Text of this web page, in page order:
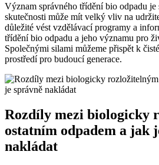
Význam správného‍ třídění​ bio​ odpadu je⁢
⁣skutečnosti⁢ může mít‍ velký vliv na
důležité vést vzdělávací programy a
třídění bio⁣ odpadu ‍a jeho významu pro
Společnými silami můžeme přispět k
prostředí⁤ pro budoucí generace.
Rozdíly mezi​ biologicky
⁣ostatním ‌odpadem a jak
nakládat